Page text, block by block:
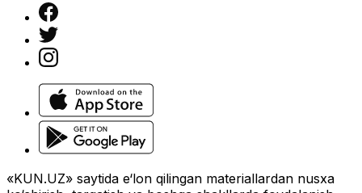
«KUN.UZ» saytida e‘lon qilingan materiallardan nusxa